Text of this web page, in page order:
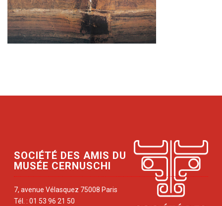
SOCIÉTÉ DES AMIS DU
MUSÉE CERNUSCHI
7, avenue Vélasquez 75008 Paris
Tél. : 01 53 96 21 50